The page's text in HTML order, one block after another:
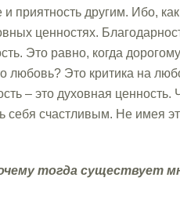
и приятность другим. Ибо,
ценностях.
Это равно, когда
любовь? Это критика на
– это духовная
себя счастливым. Не имея
тогда существует